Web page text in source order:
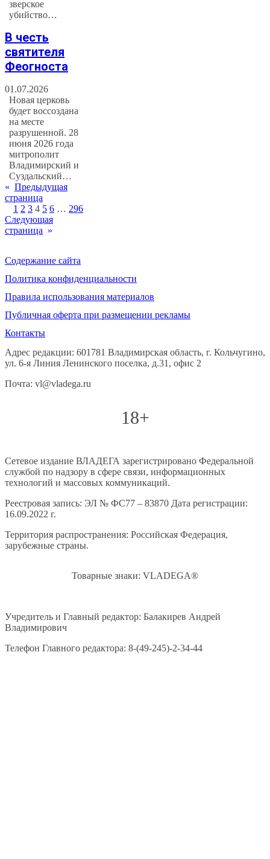
зверское
убийство…
В честь
святителя
Феогноста
01.07.2026
Новая церковь
будет воссоздана
на месте
разрушенной. 28
июня 2026 года
митрополит
Владимирский и
Суздальский…
« Предыдущая
страница
1 2 3 4 5 6 … 296
Следующая
страница »
Содержание сайта
Политика конфиденциальности
Правила использования материалов
Публичная оферта при размещении рекламы
Контакты
Адрес редакции: 601781 Владимирская область, г. Кольчугино,
ул. 6-я Линия Ленинского поселка, д.31, офис 2
Почта: vl@vladega.ru
18+
Сетевое издание ВЛАДЕГА зарегистрировано Федеральной
службой по надзору в сфере связи, информационных
технологий и массовых коммуникаций.
Реестровая запись: ЭЛ № ФС77 – 83870 Дата регистрации:
16.09.2022 г.
Территория распространения: Российская Федерация,
зарубежные страны.
Товарные знаки: VLADEGA®
Учредитель и Главный редактор: Балакирев Андрей
Владимирович
Телефон Главного редактора: 8-(49-245)-2-34-44